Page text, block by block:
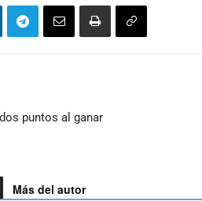
puntos al ganar
Más del autor